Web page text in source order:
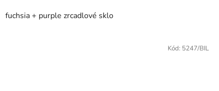
fuchsia + purple zrcadlové sklo
Kód: 5247/BIL